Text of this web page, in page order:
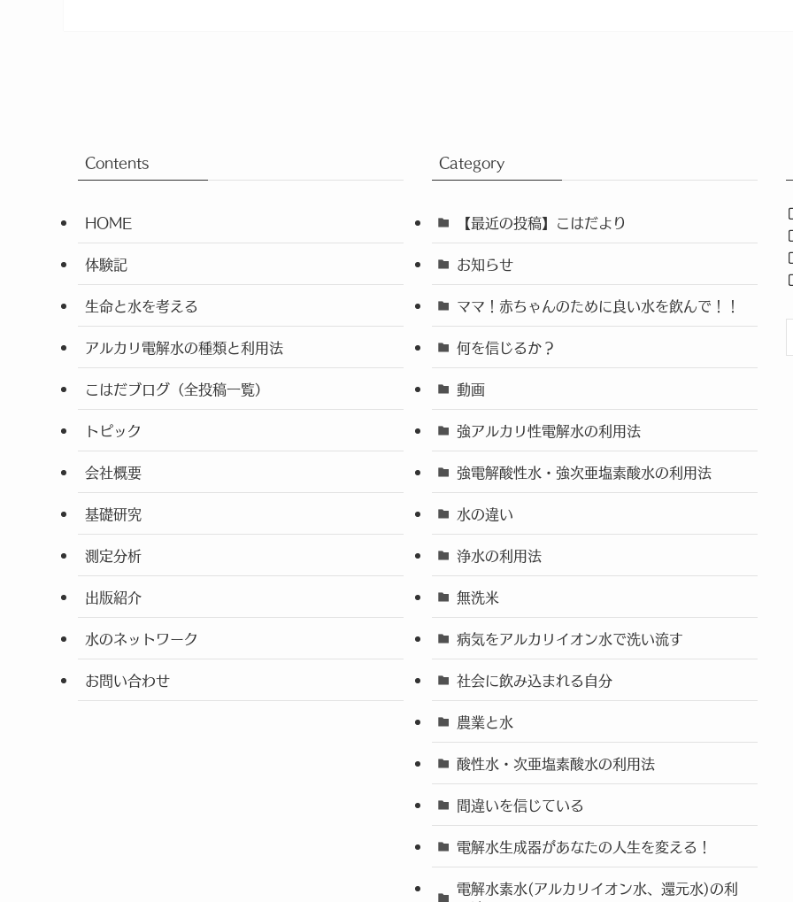
Contents
HOME
体験記
生命と水を考える
アルカリ電解水の種類と利用法
こはだブログ（全投稿一覧）
トピック
会社概要
基礎研究
測定分析
出版紹介
水のネットワーク
お問い合わせ
Category
【最近の投稿】こはだより
お知らせ
ママ！赤ちゃんのために良い水を飲んで！！
何を信じるか？
動画
強アルカリ性電解水の利用法
強電解酸性水・強次亜塩素酸水の利用法
水の違い
浄水の利用法
無洗米
病気をアルカリイオン水で洗い流す
社会に飲み込まれる自分
農業と水
酸性水・次亜塩素酸水の利用法
間違いを信じている
電解水生成器があなたの人生を変える！
電解水素水(アルカリイオン水、還元水)の利